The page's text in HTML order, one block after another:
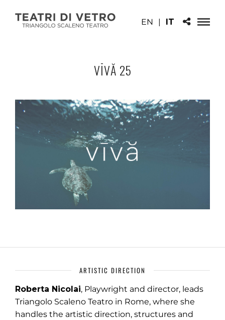
EN | IT
VĪVĂ 25
ARTISTIC DIRECTION
Roberta Nicolai, Playwright and director, leads
Triangolo Scaleno Teatro in Rome, where she
handles the artistic direction, structures and